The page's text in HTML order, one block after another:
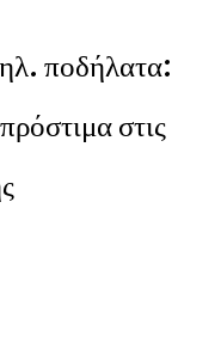
ποδήλατα:
στις